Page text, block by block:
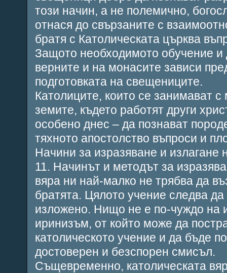
този начин, а не полемично,
отнася до свързаните с
братя с Католическата църква
Защото необходимото обучение и
верните и на монасите зависи
подготовката на свещениците.
Католиците, които се занимават
земите, където работят други
особено днес – да познават
тяхното апостолство въпроси и
Начини за изразяване и излагане
11. Начинът и методът за
вяра ни най-малко не трябва да
братята. Цялото учение следва
изложено. Нищо не е по-чуждо на
иринизъм, от който може да
католическото учение и да бъде
достоверен и безспорен смисъл.
Същевременно, католическата